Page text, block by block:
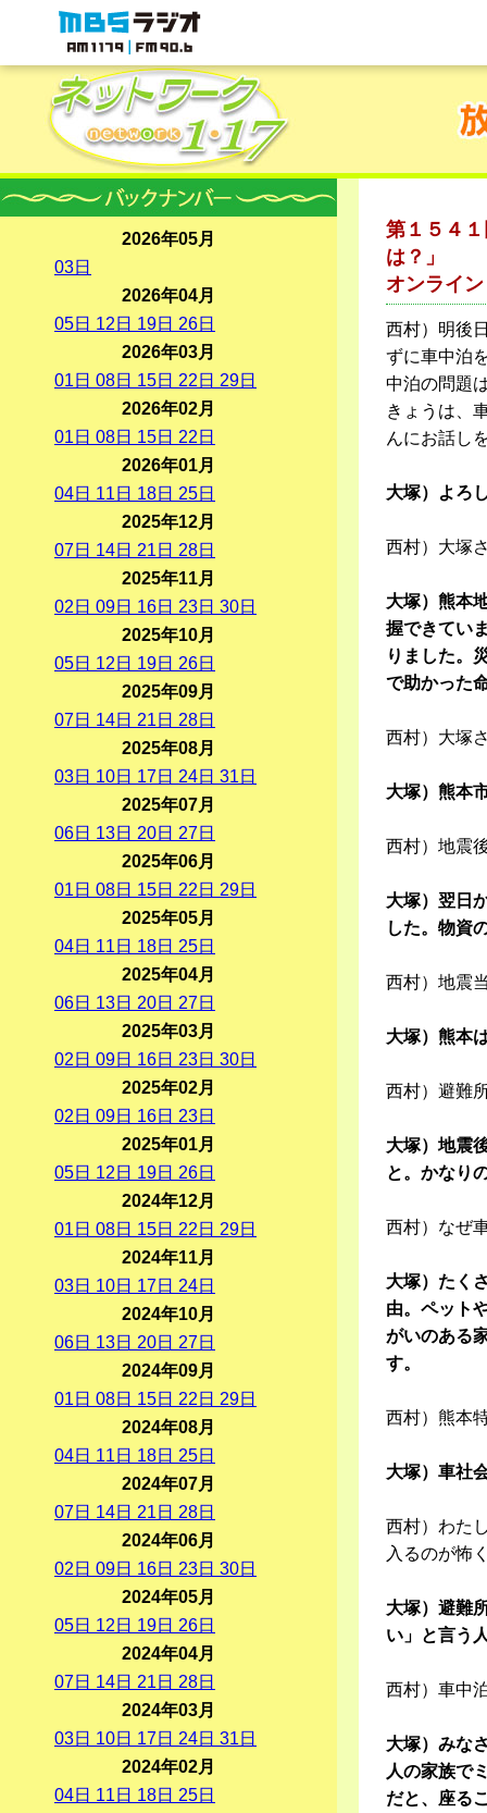
MBSラジオ 1179|FM90.6
第１５４
は？」
オンライ
西村）明後
ずに車中泊
中泊の問題
きょうは、
んにお話し
大塚）よろ
西村）大塚
大塚）熊本
握できてい
りました。
で助かった
西村）大塚
大塚）熊本
西村）地震
大塚）翌日
した。物資
西村）地震
大塚）熊本
西村）避難
大塚）地震
と。かなり
西村）なぜ
大塚）たく
由。ペット
がいのある
す。
西村）熊本
大塚）車社
西村）わた
入るのが怖
大塚）避難
い」と言う
西村）車中
大塚）みな
人の家族で
だと、座る
2026年05月
03日
2026年04月
05日 12 日 19日 26日
2026年03月
01 日 08日 15日 22 日 29日
2026年02月
01 日 08日 15日 22 日
2026年01月
04日 11 日 18日 25日
2025年12月
07日 14日 21 日 28日
2025年11月
02 日 09日 16日 23日 30日
2025年10月
05日 12 日 19日 26日
2025年09月
07日 14日 21 日 28日
2025年08月
03日 10日 17日 24日 31 日
2025年07月
06日 13日 20日 27日
2025年06月
01 日 08日 15日 22 日 29日
2025年05月
04日 11 日 18日 25日
2025年04月
06日 13日 20日 27日
2025年03月
02 日 09日 16日 23日 30日
2025年02月
02 日 09日 16日 23日
2025年01月
05日 12 日 19日 26日
2024年12月
01 日 08日 15日 22 日 29日
2024年11月
03日 10日 17日 24日
2024年10月
06日 13日 20日 27日
2024年09月
01 日 08日 15日 22 日 29日
2024年08月
04日 11 日 18日 25日
2024年07月
07日 14日 21 日 28日
2024年06月
02 日 09日 16日 23日 30日
2024年05月
05日 12 日 19日 26日
2024年04月
07日 14日 21 日 28日
2024年03月
03日 10日 17日 24日 31 日
2024年02月
04日 11 日 18日 25日